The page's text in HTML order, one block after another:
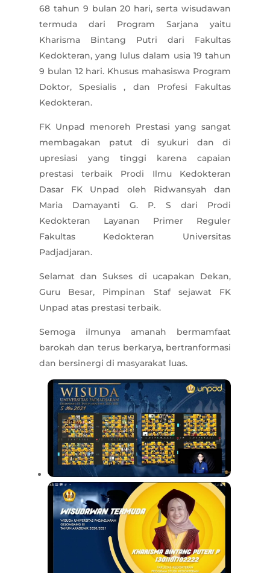
68 tahun 9 bulan 20 hari, serta wisudawan
termuda dari Program Sarjana yaitu
Kharisma Bintang Putri dari Fakultas
Kedokteran, yang lulus dalam usia 19 tahun
9 bulan 12 hari. Khusus mahasiswa Program
Doktor, Spesialis , dan Profesi Fakultas
Kedokteran.
FK Unpad menoreh Prestasi yang sangat
membagakan patut di syukuri dan di
upresiasi yang tinggi karena capaian
prestasi terbaik Prodi Ilmu Kedokteran
Dasar FK Unpad oleh Ridwansyah dan
Maria Damayanti G. P. S dari Prodi
Kedokteran Layanan Primer Reguler
Fakultas Kedokteran Universitas
Padjadjaran.
Selamat dan Sukses di ucapakan Dekan,
Guru Besar, Pimpinan Staf sejawat FK
Unpad atas prestasi terbaik.
Semoga ilmunya amanah bermamfaat
barokah dan terus berkarya, bertranformasi
dan bersinergi di masyarakat luas.